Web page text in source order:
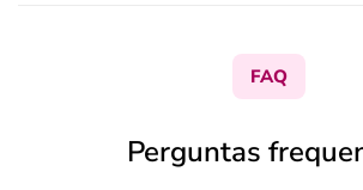
FAQ
Perguntas